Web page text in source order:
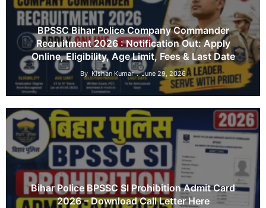
BPSSC Bihar Police Company Commander
Recruitment 2026 : Notification Out: Apply
Online, Eligibility, Age Limit, Fees & Last Date
By Kishan Kumar June 29, 2026
Bihar Police BPSSC SI Prohibition Admit Card
2026 – Download Call Letter Here